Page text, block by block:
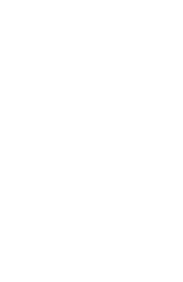
antragsstellende
Leitungsebene des
Beispiel durch
oder
des
, Kunden-,
der Risikoanalyse
welche die
entbehrlich